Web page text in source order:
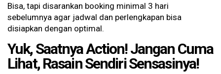
Bisa, tapi disarankan booking minimal 3 hari
sebelumnya agar jadwal dan perlengkapan bisa
disiapkan dengan optimal.
Yuk, Saatnya Action! Jangan Cuma
Lihat, Rasain Sendiri Sensasinya!